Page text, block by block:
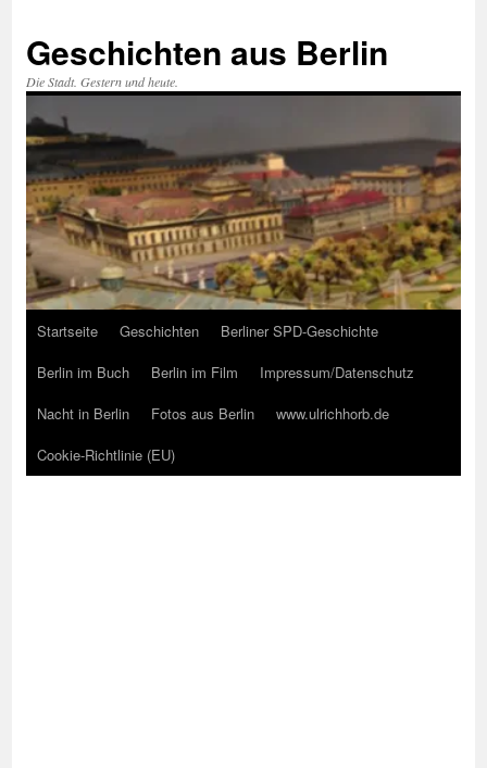
springen
Geschichten aus Berlin
Die Stadt. Gestern und heute.
Startseite Geschichten
Berliner SPD-Geschichte
Berlin im Buch
Berlin im Film
Impressum/Datenschutz
Nacht in Berlin
Fotos aus Berlin
www.ulrichhorb.de
Cookie-Richtlinie (EU)